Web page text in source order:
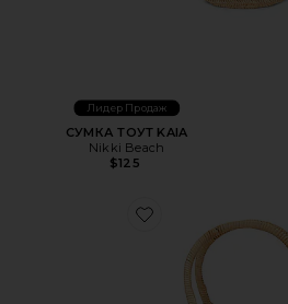
Лидер Продаж
СУМКА ТОУТ KAIA
Nikki Beach
$125
Favorite СУМКА OPHELIA